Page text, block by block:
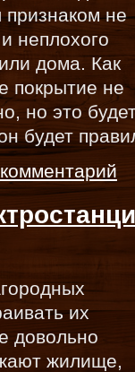
признаком не
неплохого
дома. Как
покрытие не
но это
будет
их
довольно
жилище,